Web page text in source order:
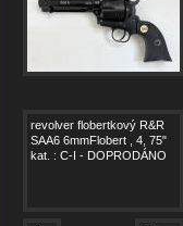
revolver flobertkový R&R
SAA6 6mmFlobert , 4, 75"
kat. : C-I - DOPRODÁNO